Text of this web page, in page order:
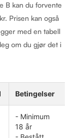
B kan du forvente
Prisen kan også
med en tabell
om du gjør det i
Betingelser
- Minimum
18 år